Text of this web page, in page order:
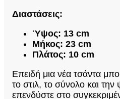
Διαστάσεις:
Ύψος: 13 cm
Μήκος: 23 cm
Πλάτος: 10 cm
Επειδή μια νέα τσάντα
το στιλ, το σύνολο και
επενδύστε στο